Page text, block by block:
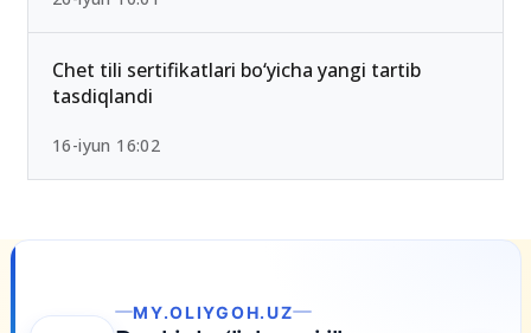
OTMlar ro‘yxati
26-iyun 10:01
Chet tili sertifikatlari bo‘yicha yangi tartib
tasdiqlandi